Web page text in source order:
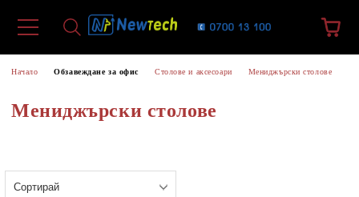
Начало Обзавеждане за офис Столове и аксесоари Мениджърски столове
Мениджърски столове